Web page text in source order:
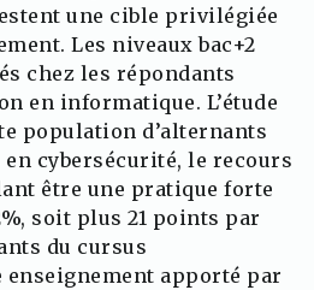
une cible privilégiée
Les niveaux bac+2
chez les répondants
en informatique. L’étude
population d’alternants
cybersécurité, le recours
être une pratique forte
soit plus 21 points par
du cursus
apporté par